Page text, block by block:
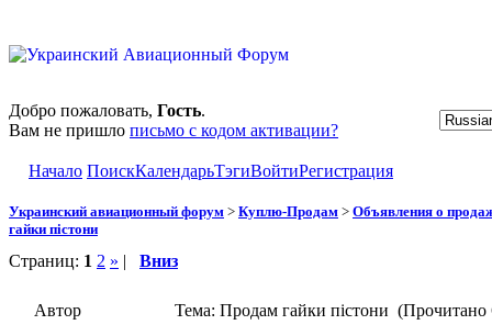
Добро пожаловать, Гость.
Вам не пришло письмо с кодом активации?
Начало ПоискКалендарьТэгиВойтиРегистрация
Украинский авиационный форум > Куплю-Продам > Объявления о
гайки пістони
Страниц: 1 2 » | Вниз
Автор
Тема: Продам гайки пістони (Прочитано